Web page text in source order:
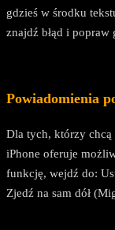
gdzieś w środku
znajdź błąd i
Powiadomienia
Dla tych, którzy
iPhone oferuje
funkcję, wejdź do:
Zjedź na sam dół